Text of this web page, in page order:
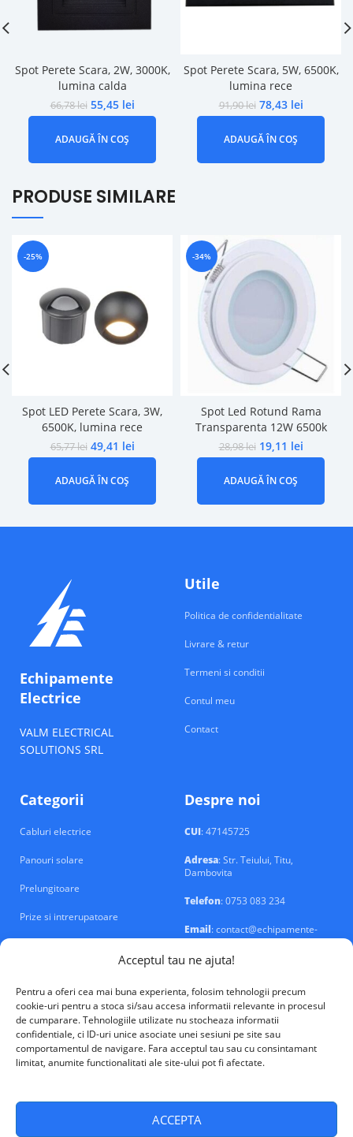
Acceptul tau ne ajuta!
Pentru a oferi cea mai buna experienta, folosim tehnologii precum
cookie-uri pentru a stoca si/sau accesa informatii relevante in procesul
de cumparare. Tehnologiile utilizate nu stocheaza informatii
confidentiale, ci ID-uri unice asociate unei sesiuni pe site sau
comportamentul de navigare. Fara acceptul tau sau cu consintamant
limitat, anumite functionalitati ale site-ului pot fi afectate.
ACCEPTA
Spot Perete Scara, 2W, 3000K,
lumina calda
66,78lei 55,45 lei
ADAUGĂ ÎN COȘ
Spot Perete Scara, 5W, 6500K,
lumina rece
91,90lei 78,43 lei
ADAUGĂ ÎN COȘ
PRODUSE SIMILARE
-25%
Spot LED Perete Scara, 3W,
6500K, lumina rece
65,77lei 49,41 lei
ADAUGĂ ÎN COȘ
-34%
Spot Led Rotund Rama
Transparenta 12W 6500k
28,98lei 19,11 lei
ADAUGĂ ÎN COȘ
Echipamente
Electrice
VALM ELECTRICAL
SOLUTIONS SRL
Utile
Politica de confidentialitate
Livrare & retur
Termeni si conditii
Contul meu
Contact
Categorii
Cabluri electrice
Panouri solare
Prelungitoare
Prize si intrerupatoare
Despre noi
CUI: 47145725
Adresa: Str. Teiului, Titu,
Dambovita
Telefon: 0753 083 234
Email: contact@echipamente-
electrice.ro
VALM Electrical Solutions © 2026